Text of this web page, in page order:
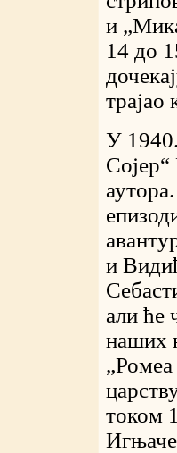
и
14 до
У
и
али ће
наших
током